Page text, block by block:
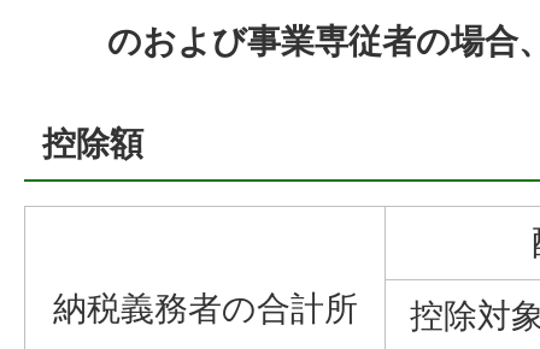
のおよび事業専従者の場合
控除額
納税義務者の合計所
控除対